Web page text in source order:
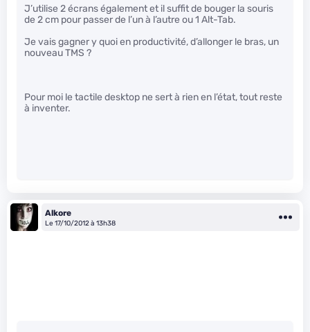
J’utilise 2 écrans également et il suffit de bouger la souris
de 2 cm pour passer de l’un à l’autre ou 1 Alt-Tab.
Je vais gagner y quoi en productivité, d’allonger le bras, un
nouveau TMS ?
Pour moi le tactile desktop ne sert à rien en l’état, tout reste
à inventer.
Alkore
Le 17/10/2012 à 13h38